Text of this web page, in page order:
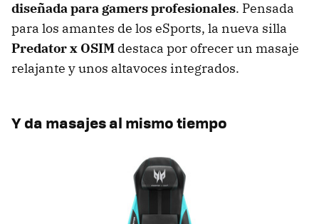
diseñada para gamers profesionales. Pensada
para los amantes de los eSports, la nueva silla
Predator x OSIM destaca por ofrecer un masaje
relajante y unos altavoces integrados.
Y da masajes al mismo tiempo